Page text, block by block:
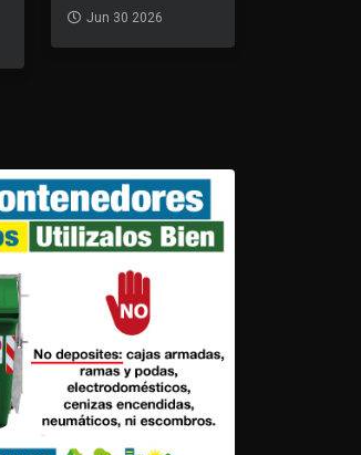
Jun 30 2026